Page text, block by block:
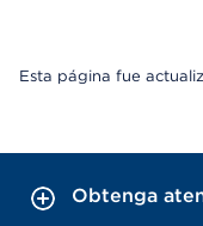
Esta página fue
Obtenga